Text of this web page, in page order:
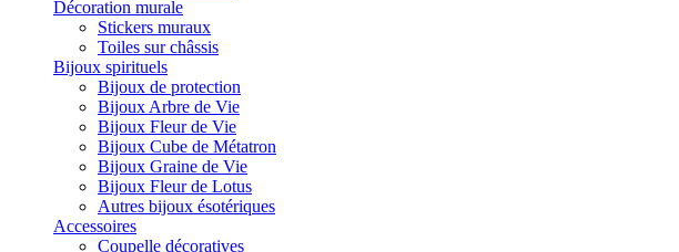
Décoration murale
Stickers muraux
Toiles sur châssis
Bijoux spirituels
Bijoux de protection
Bijoux Arbre de Vie
Bijoux Fleur de Vie
Bijoux Cube de Métatron
Bijoux Graine de Vie
Bijoux Fleur de Lotus
Autres bijoux ésotériques
Accessoires
Coupelle décoratives